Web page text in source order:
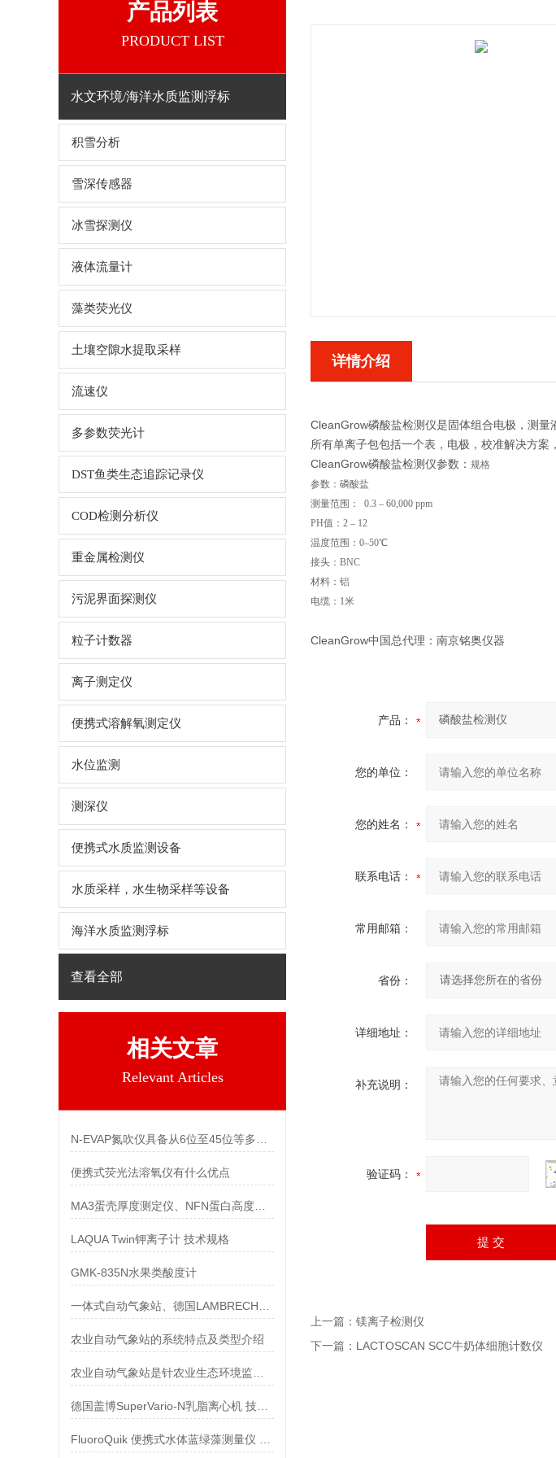
产品列表
PRODUCT LIST
水文环境/海洋水质监测浮标
积雪分析
雪深传感器
冰雪探测仪
液体流量计
藻类荧光仪
土壤空隙水提取采样
流速仪
多参数荧光计
DST鱼类生态追踪记录仪
COD检测分析仪
重金属检测仪
污泥界面探测仪
粒子计数器
离子测定仪
便携式溶解氧测定仪
水位监测
测深仪
便携式水质监测设备
水质采样，水生物采样等设备
海洋水质监测浮标
查看全部
相关文章
Relevant Articles
便携式荧光法溶氧仪有什么优点
MA3蛋壳厚度测定仪、NFN蛋白高度测定仪和蛋质测定台
LAQUA Twin钾离子计 技术规格
GMK-835N水果类酸度计
农业自动气象站的系统特点及类型介绍
德国盖博SuperVario-N乳脂离心机 技术参数
详情介绍
CleanGrow磷酸盐检测仪是固体组合电极，测量
所有单离子包包括一个表，电极，校准解决方案
CleanGrow磷酸盐检测仪参数： 规格
参数：磷酸盐
测量范围： 0.3 – 60,000 ppm
PH值：2 – 12
温度范围：0–50℃
接头：BNC
材料：铝
电缆：1米
CleanGrow中国总代理：南京铭奥仪器
产品：
您的单位：
您的姓名：
联系电话：
常用邮箱：
省份：
详细地址：
补充说明：
验证码：
上一篇： 镁离子检测仪
下一篇： LACTOSCAN SCC牛奶体细胞计数仪